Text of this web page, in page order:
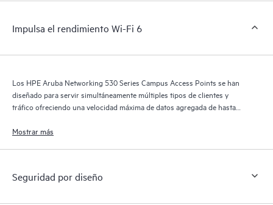
Impulsa el rendimiento Wi-Fi 6
Los HPE Aruba Networking 530 Series Campus Access Points se han
diseñado para servir simultáneamente múltiples tipos de clientes y
tráfico ofreciendo una velocidad máxima de datos agregada de hasta
Mostrar más
Seguridad por diseño